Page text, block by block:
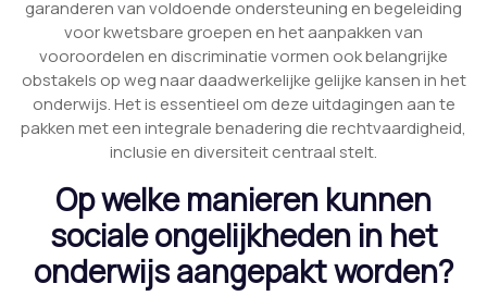
garanderen van voldoende ondersteuning en begeleiding
voor kwetsbare groepen en het aanpakken van
vooroordelen en discriminatie vormen ook belangrijke
obstakels op weg naar daadwerkelijke gelijke kansen in het
onderwijs. Het is essentieel om deze uitdagingen aan te
pakken met een integrale benadering die rechtvaardigheid,
inclusie en diversiteit centraal stelt.
Op welke manieren kunnen
sociale ongelijkheden in het
onderwijs aangepakt worden?